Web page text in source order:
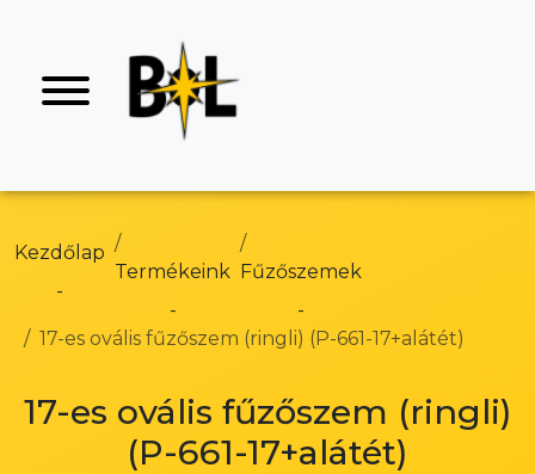
Kezdőlap
Termékeink Fűzőszemek
17-es ovális fűzőszem (ringli) (P-661-17+alátét)
17-es ovális fűzőszem (ringli)
(P-661-17+alátét)